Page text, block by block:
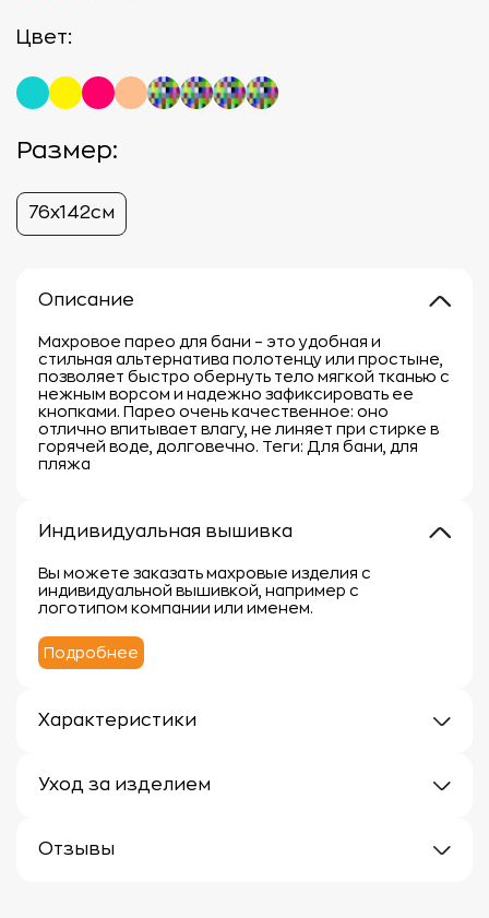
Цвет:
Размер:
76х142см
Описание
Махровое парео для бани – это удобная и
стильная альтернатива полотенцу или простыне,
позволяет быстро обернуть тело мягкой тканью с
нежным ворсом и надежно зафиксировать ее
кнопками. Парео очень качественное: оно
отлично впитывает влагу, не линяет при стирке в
горячей воде, долговечно. Теги: Для бани, для
пляжа
Индивидуальная вышивка
Вы можете заказать махровые изделия с
индивидуальной вышивкой, например с
логотипом компании или именем.
Подробнее
Характеристики
Материал: хлопок+пэ
Уход за изделием
чтобы сохранить их мягкость, впитывающие
Отзывы